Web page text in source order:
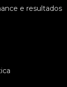
e resultados